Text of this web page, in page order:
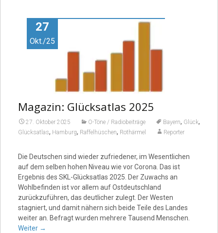
Video27
Okt./25
Magazin: Glücksatlas 2025
27. Oktober 2025 O-Töne / Radiobeiträge Bayern, Glück,
Glücksatlas, Hamburg, Raffelhüschen, Rothärmel Reporter
Die Deutschen sind wieder zufriedener, im Wesentlichen
auf dem selben hohen Niveau wie vor Corona. Das ist
Ergebnis des SKL-Glücksatlas 2025. Der Zuwachs an
Wohlbefinden ist vor allem auf Ostdeutschland
zurückzuführen, das deutlicher zulegt. Der Westen
stagniert, und damit nähern sich beide Teile des Landes
weiter an. Befragt wurden mehrere Tausend Menschen.
Weiter →